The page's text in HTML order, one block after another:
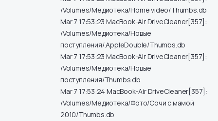
/Volumes/Медиотека/Home video/Thumbs.db
Mar 7 17:53:23 MacBook-Air DriveCleaner[357]:
/Volumes/Медиотека/Новые
поступления/.AppleDouble/Thumbs.db
Mar 7 17:53:23 MacBook-Air DriveCleaner[357]:
/Volumes/Медиотека/Новые
поступления/Thumbs.db
Mar 7 17:53:24 MacBook-Air DriveCleaner[357]:
/Volumes/Медиотека/Фото/Сочи с мамой
2010/Thumbs.db